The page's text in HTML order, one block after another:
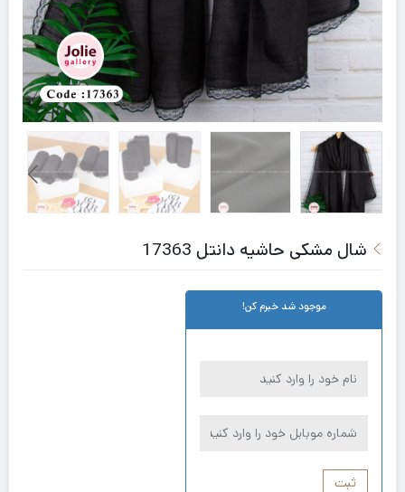
شال مشکی حاشیه دانتل 17363
موجود شد خبرم کن!
ثبت